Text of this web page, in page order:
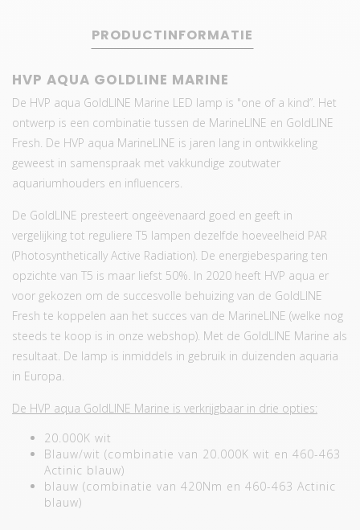
PRODUCTINFORMATIE
HVP AQUA GOLDLINE MARINE
De HVP aqua GoldLINE Marine LED lamp is "one of a kind”. Het
ontwerp is een combinatie tussen de MarineLINE en GoldLINE
Fresh. De HVP aqua MarineLINE is jaren lang in ontwikkeling
geweest in samenspraak met vakkundige zoutwater
aquariumhouders en influencers.
De GoldLINE presteert ongeëvenaard goed en geeft in
vergelijking tot reguliere T5 lampen dezelfde hoeveelheid PAR
(Photosynthetically Active Radiation). De energiebesparing ten
opzichte van T5 is maar liefst 50%. In 2020 heeft HVP aqua er
voor gekozen om de succesvolle behuizing van de GoldLINE
Fresh te koppelen aan het succes van de MarineLINE (welke nog
steeds te koop is in onze webshop). Met de GoldLINE Marine als
resultaat. De lamp is inmiddels in gebruik in duizenden aquaria
in Europa.
De HVP aqua GoldLINE Marine is verkrijgbaar in drie opties:
20.000K wit
Blauw/wit (combinatie van 20.000K wit en 460-463
Actinic blauw)
blauw (combinatie van 420Nm en 460-463 Actinic
blauw)